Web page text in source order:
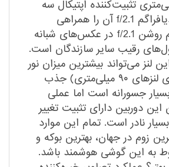
90 میلی‌متری تثبیت‌کننده اپتیکال سه
محور یا OIS با دیافراگم f/2.1 آن را همراهی
می‌کنند. دیافراگم روشن f/2.1 در عکس‌های شبانه
رقیب سایر سازندگان است.
لنز می‌تواند بیشترین میزان نور
را در صنعت (برای لنزهای ۹۰ میلی‌متری) جذب
جسورانه است اما عملی
دوربین دارای تثبیت تغییر
نادر است. تمام این موارد
زوم در جهان، بهترین بوکه و
به این گوشی هوشمند باشد.